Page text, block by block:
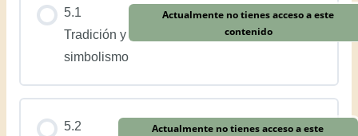
5.1
Tradición y
simbolismo
Actualmente no tienes acceso a este
contenido
5.2
Actualmente no tienes acceso a este